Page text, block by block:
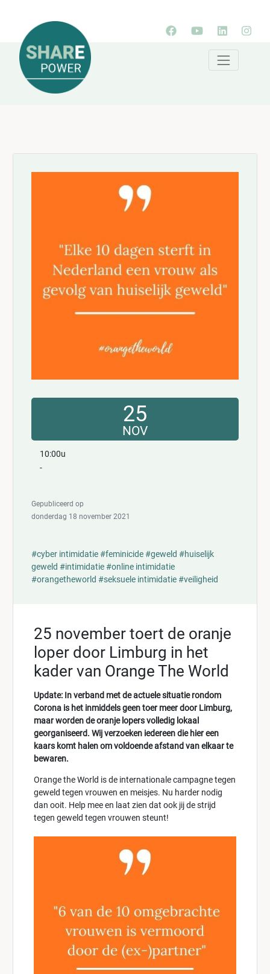
25
NOV
10:00u
-
Gepubliceerd op
donderdag 18 november 2021
#cyber intimidatie#feminicide#geweld #huiselijk
geweld #intimidatie#online intimidatie
#orangetheworld #seksuele intimidatie#veiligheid
25 november toert de oranje
loper door Limburg in het
kader van Orange The World
Update: In verband met de actuele situatie rondom
Corona is het inmiddels geen toer meer door Limburg,
maar worden de oranje lopers volledig lokaal
georganiseerd. Wij verzoeken iedereen die hier een
kaars komt halen om voldoende afstand van elkaar te
bewaren.
Orange the World is de internationale campagne tegen
geweld tegen vrouwen en meisjes. Nu harder nodig
dan ooit. Help mee en laat zien dat ook jij de strijd
tegen geweld tegen vrouwen steunt!